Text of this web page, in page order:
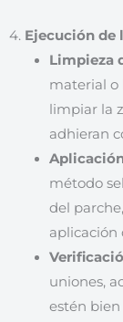
4. Ejecución de
Limpieza
material o
limpiar la
adhieran
método
del
aplicación
uniones,
estén bien